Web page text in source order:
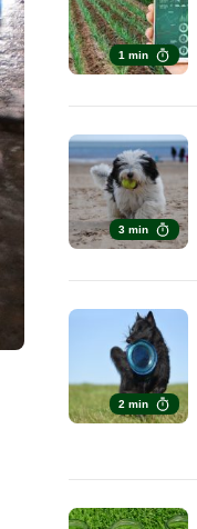
1 min
3 min
2 min